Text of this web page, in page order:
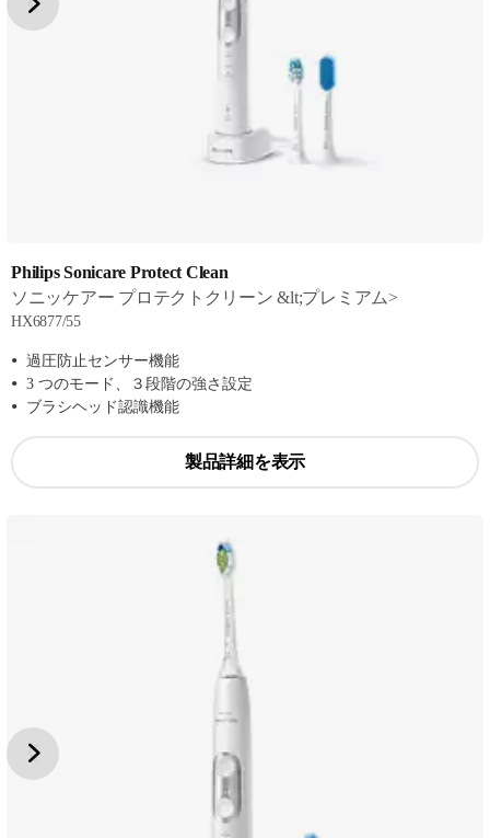
Philips Sonicare Protect Clean
ソニッケアー プロテクトクリーン &lt;プレミアム>
HX6877/55
過圧防止センサー機能
3 つのモード、３段階の強さ設定
ブラシヘッド認識機能
製品詳細を表示